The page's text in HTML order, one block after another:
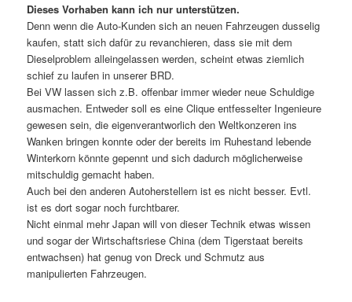
Dieses Vorhaben kann ich nur unterstützen.
Denn wenn die Auto-Kunden sich an neuen Fahrzeugen dusselig
kaufen, statt sich dafür zu revanchieren, dass sie mit dem
Dieselproblem alleingelassen werden, scheint etwas ziemlich
schief zu laufen in unserer BRD.
Bei VW lassen sich z.B. offenbar immer wieder neue Schuldige
ausmachen. Entweder soll es eine Clique entfesselter Ingenieure
gewesen sein, die eigenverantworlich den Weltkonzeren ins
Wanken bringen konnte oder der bereits im Ruhestand lebende
Winterkorn könnte gepennt und sich dadurch möglicherweise
mitschuldig gemacht haben.
Auch bei den anderen Autoherstellern ist es nicht besser. Evtl.
ist es dort sogar noch furchtbarer.
Nicht einmal mehr Japan will von dieser Technik etwas wissen
und sogar der Wirtschaftsriese China (dem Tigerstaat bereits
entwachsen) hat genug von Dreck und Schmutz aus
manipulierten Fahrzeugen.